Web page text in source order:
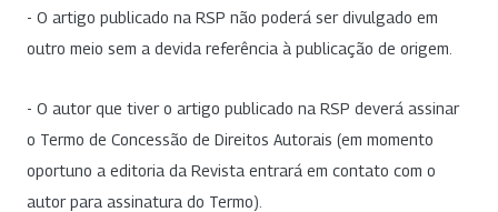
- O artigo publicado na RSP não poderá ser divulgado em
outro meio sem a devida referência à publicação de origem.
- O autor que tiver o artigo publicado na RSP deverá assinar
o Termo de Concessão de Direitos Autorais (em momento
oportuno a editoria da Revista entrará em contato com o
autor para assinatura do Termo).